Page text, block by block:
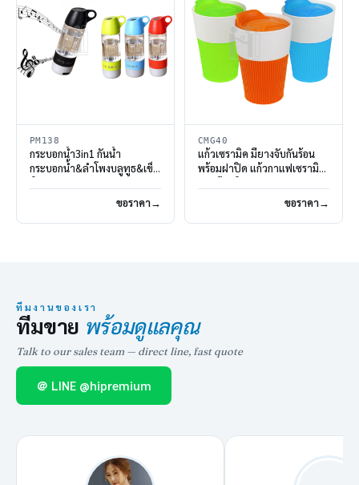
PM138
กระบอกน้ำ3in1 กันน้ำ
กระบอกน้ำ&ลำโพงบลูทูธ&เข็ม
ขอราคา
CMG40
แก้วเซรามิค มียางจับกันร้อน
พร้อมฝาปิด แก้วกาแฟเซรามิ
ขอราคา
ทีมงานของเรา
ทีมขาย พร้อมดูแลคุณ
Talk to our sales team — direct line, fast quote
＠ LINE @hipremium